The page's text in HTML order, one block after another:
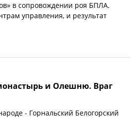
в сопровождении роя БПЛА.
управления, и результат
и Олешню. Враг
- Горнальский Белогорский